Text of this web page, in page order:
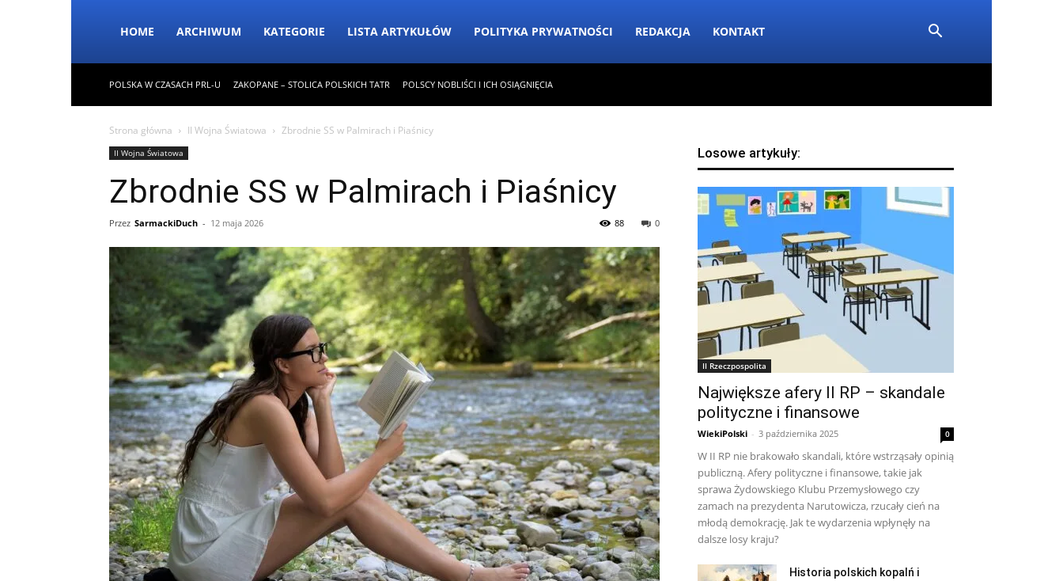
HOME ARCHIWUM KATEGORIE LISTA ARTYKUŁÓW POLITYKA PRYWATNOŚCI REDAKCJA KONTAKT
POLSKA W CZASACH PRL-U ZAKOPANE – STOLICA POLSKICH TATR POLSCY NOBLIŚCI I ICH OSIĄGNIĘCIA
Strona główna II Wojna Światowa Zbrodnie SS w Palmirach i Piaśnicy
II Wojna Światowa
Zbrodnie SS w Palmirach i Piaśnicy
Przez SarmackiDuch - 12 maja 2026 0
88
Losowe artykuły:
II Rzeczpospolita
Największe afery II RP – skandale
polityczne i finansowe
WiekiPolski - 3 października 2025 0
W II RP nie brakowało skandali, które wstrząsały opinią
publiczną. Afery polityczne i finansowe, takie jak
sprawa Żydowskiego Klubu Przemysłowego czy
zamach na prezydenta Narutowicza, rzucały cień na
młodą demokrację. Jak te wydarzenia wpłynęły na
dalsze losy kraju?
Historia polskich kopalń i